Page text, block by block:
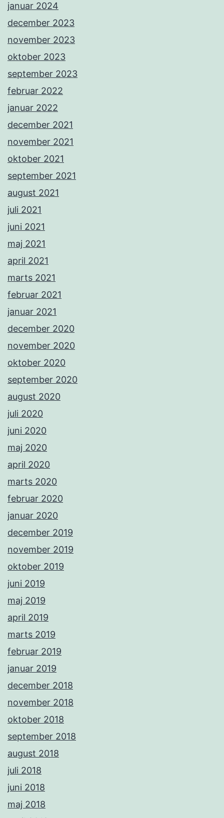
januar 2024
december 2023
november 2023
oktober 2023
september 2023
februar 2022
januar 2022
december 2021
november 2021
oktober 2021
september 2021
august 2021
juli 2021
juni 2021
maj 2021
april 2021
marts 2021
februar 2021
januar 2021
december 2020
november 2020
oktober 2020
september 2020
august 2020
juli 2020
juni 2020
maj 2020
april 2020
marts 2020
februar 2020
januar 2020
december 2019
november 2019
oktober 2019
juni 2019
maj 2019
april 2019
marts 2019
februar 2019
januar 2019
december 2018
november 2018
oktober 2018
september 2018
august 2018
juli 2018
juni 2018
maj 2018